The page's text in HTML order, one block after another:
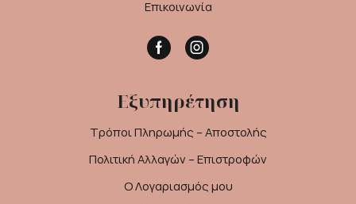
Επικοινωνία
FacebookInstagram
Εξυπηρέτηση
Τρόποι Πληρωμής – Αποστολής
Πολιτική Αλλαγών – Επιστροφών
Ο Λογαριασμός μου